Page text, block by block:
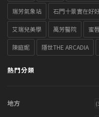
瑞芳氣象站 石門十景實在好
艾瑞兒美學 萬芳醫院 蜜
陳庭妮 隱世THE ARCADIA
熱門分類
地方